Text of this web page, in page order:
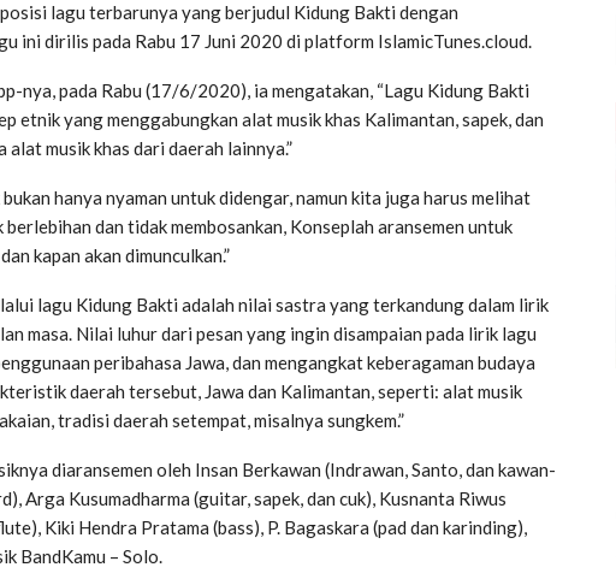
lagu terbarunya yang berjudul Kidung Bakti dengan
ini dirilis pada Rabu 17 Juni 2020 di platform IslamicTunes.cloud.
nya, pada Rabu (17/6/2020), ia mengatakan, “Lagu Kidung Bakti
etnik yang menggabungkan alat musik khas Kalimantan, sapek, dan
musik khas dari daerah lainnya.”
hanya nyaman untuk didengar, namun kita juga harus melihat
dan tidak membosankan, Konseplah aransemen untuk
kapan akan dimunculkan.”
lagu Kidung Bakti adalah nilai sastra yang terkandung dalam lirik
masa. Nilai luhur dari pesan yang ingin disampaian pada lirik lagu
peribahasa Jawa, dan mengangkat keberagaman budaya
daerah tersebut, Jawa dan Kalimantan, seperti: alat musik
tradisi daerah setempat, misalnya sungkem.”
diaransemen oleh Insan Berkawan (Indrawan, Santo, dan kawan-
Arga Kusumadharma (guitar, sapek, dan cuk), Kusnanta Riwus
Kiki Hendra Pratama (bass), P. Bagaskara (pad dan karinding),
BandKamu – Solo.